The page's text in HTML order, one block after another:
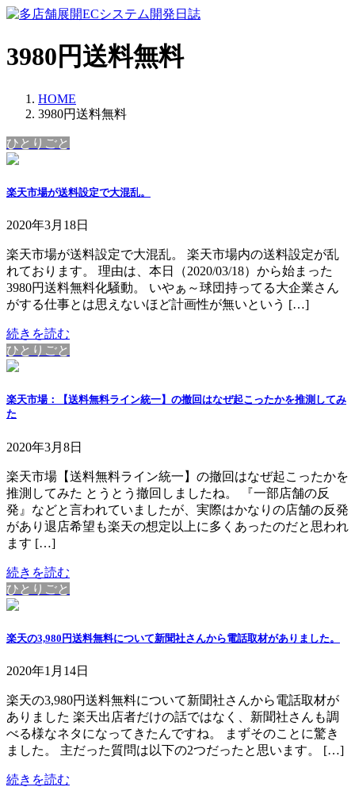
コ
テ
ン
ッ
プ
ナ
ゲ
ー
移
動
3980円送料無料
HOME
3980円送料無料
ひとりごと
楽天市場が送料設定で大混乱。
2020年3月18日
楽天市場が送料設定で大混乱。 楽天市場内の送料設定が乱
れております。 理由は、本日（2020/03/18）から始まった
3980円送料無料化騒動。 いやぁ～球団持ってる大企業さん
がする仕事とは思えないほど計画性が無いという […]
続きを読む
ひとりごと
楽天市場：【送料無料ライン統一】の撤回はなぜ起こったかを推測してみ
た
2020年3月8日
楽天市場【送料無料ライン統一】の撤回はなぜ起こったかを
推測してみた とうとう撤回しましたね。 『一部店舗の反
発』などと言われていましたが、実際はかなりの店舗の反発
があり退店希望も楽天の想定以上に多くあったのだと思われ
ます […]
続きを読む
ひとりごと
楽天の3,980円送料無料について新聞社さんから電話取材がありました。
2020年1月14日
楽天の3,980円送料無料について新聞社さんから電話取材が
ありました 楽天出店者だけの話ではなく、新聞社さんも調
べる様なネタになってきたんですね。 まずそのことに驚き
ました。 主だった質問は以下の2つだったと思います。 […]
続きを読む